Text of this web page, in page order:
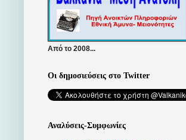
Από το 2008...
Οι δημοσιεύσεις στο Twitter
Αναλύσεις-Συμφωνίες